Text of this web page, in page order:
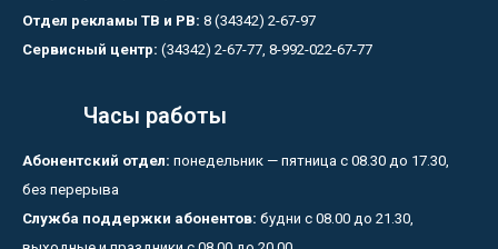
Отдел рекламы ТВ и РВ: 8 (34342) 2-67-97
Сервисный центр: (34342) 2-67-77, 8-992-022-67-77
Часы работы
Абонентский отдел: понедельник — пятница с 08.30 до 17.30,
без перерыва
Служба поддержки абонентов: будни с 08.00 до 21.30,